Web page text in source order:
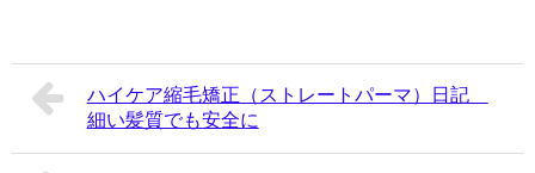
ハイケア縮毛矯正（ストレートパーマ）日記
細い髪質でも安全に